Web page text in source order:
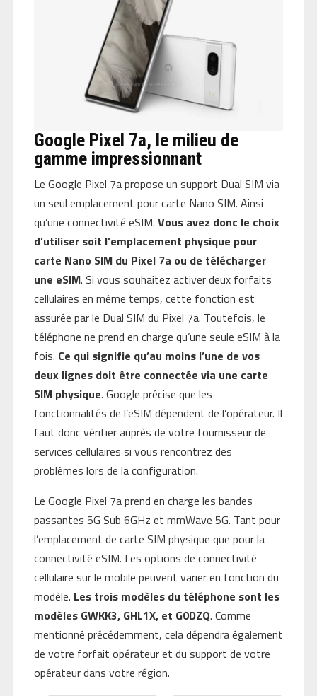
Google Pixel 7a, le milieu de
gamme impressionnant
Le Google Pixel 7a propose un support Dual SIM via
un seul emplacement pour carte Nano SIM. Ainsi
qu’une connectivité eSIM. Vous avez donc le choix
d’utiliser soit l’emplacement physique pour
carte Nano SIM du Pixel 7a ou de télécharger
une eSIM. Si vous souhaitez activer deux forfaits
cellulaires en même temps, cette fonction est
assurée par le Dual SIM du Pixel 7a. Toutefois, le
téléphone ne prend en charge qu’une seule eSIM à la
fois. Ce qui signifie qu’au moins l’une de vos
deux lignes doit être connectée via une carte
SIM physique. Google précise que les
fonctionnalités de l’eSIM dépendent de l’opérateur. Il
faut donc vérifier auprès de votre fournisseur de
services cellulaires si vous rencontrez des
problèmes lors de la configuration.
Le Google Pixel 7a prend en charge les bandes
passantes 5G Sub 6GHz et mmWave 5G. Tant pour
l’emplacement de carte SIM physique que pour la
connectivité eSIM. Les options de connectivité
cellulaire sur le mobile peuvent varier en fonction du
modèle. Les trois modèles du téléphone sont les
modèles GWKK3, GHL1X, et G0DZQ. Comme
mentionné précédemment, cela dépendra également
de votre forfait opérateur et du support de votre
opérateur dans votre région.